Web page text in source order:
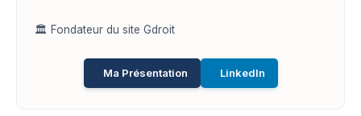
🏛️ Fondateur du site Gdroit
Ma Présentation LinkedIn